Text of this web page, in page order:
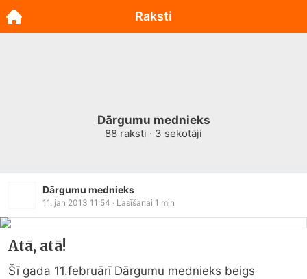
Dārgumu mednieks
88 raksti · 3 sekotāji
Dārgumu mednieks
11. jan 2013 11:54 · Lasīšanai 1 min
Atā, atā!
Šī gada 11.februārī Dārgumu mednieks beigs
Raksti